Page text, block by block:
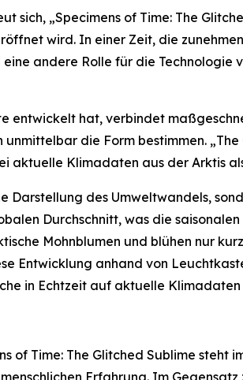
sich, „Specimens of Time: The
wird. In einer Zeit, die
andere Rolle für die Technologie
entwickelt hat, verbindet
die Form bestimmen.
aktuelle Klimadaten aus der Arktis
Darstellung des Umweltwandels,
Durchschnitt, was die
Mohnblumen und blühen nur
Entwicklung anhand von
in Echtzeit auf aktuelle
of Time: The Glitched Sublime steht
Erfahrung. Im